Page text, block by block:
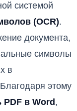
системой
(OCR).
документа,
символы
в
этому
PDF в Word,